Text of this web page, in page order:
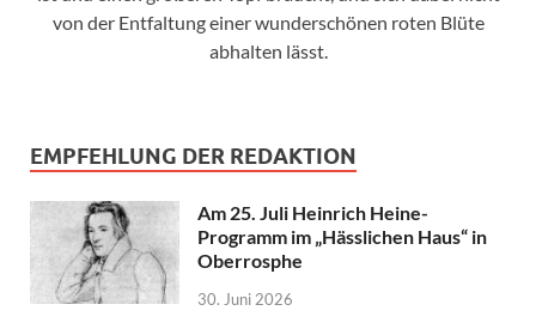
von der Entfaltung einer wunderschönen roten Blüte
abhalten lässt.
EMPFEHLUNG DER REDAKTION
Am 25. Juli Heinrich Heine-
Programm im „Hässlichen Haus“ in
Oberrosphe
30. Juni 2026